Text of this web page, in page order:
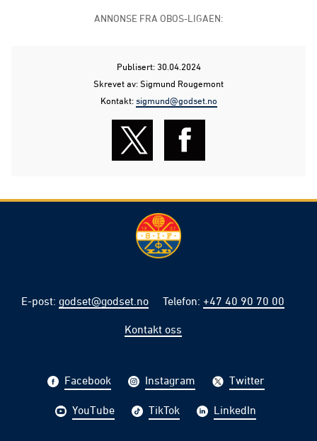
ANNONSE FRA OBOS-LIGAEN:
Publisert: 30.04.2024
Skrevet av: Sigmund Rougemont
Kontakt:sigmund@godset.no
E-post: godset@godset.no Telefon: +47 40 90 70 00
Kontakt oss
Facebook Instagram Twitter
YouTube TikTok LinkedIn